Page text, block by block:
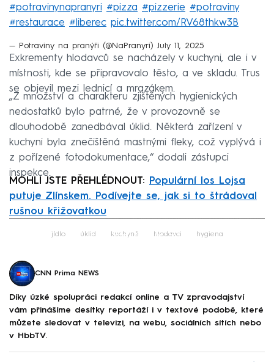
#potravinynapranyri #pizza #pizzerie #potraviny
#restaurace #liberec pic.twitter.com/RV68thkw3B
— Potraviny na pranýři (@NaPranyri) July 11, 2025
Exkrementy hlodavců se nacházely v kuchyni, ale i v
místnosti, kde se připravovalo těsto, a ve skladu. Trus
se objevil mezi lednicí a mrazákem.
„Z množství a charakteru zjištěných hygienických
nedostatků bylo patrné, že v provozovně se
dlouhodobě zanedbával úklid. Některá zařízení v
kuchyni byla znečištěná mastnými fleky, což vyplývá i
z pořízené fotodokumentace,“ dodali zástupci
inspekce.
MOHLI JSTE PŘEHLÉDNOUT:
Populární los Lojsa
putuje Zlínskem. Podívejte se, jak si to štrádoval
rušnou křižovatkou
Failed to fetch
jídlo úklid kuchyně hlodavci hygiena
CNN Prima NEWS
Díky úzké spolupráci redakcí online a TV zpravodajství
vám přinášíme desítky reportáží i v textové podobě, které
můžete sledovat v televizi, na webu, sociálních sítích nebo
v HbbTV.